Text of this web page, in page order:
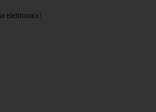
elettronica!